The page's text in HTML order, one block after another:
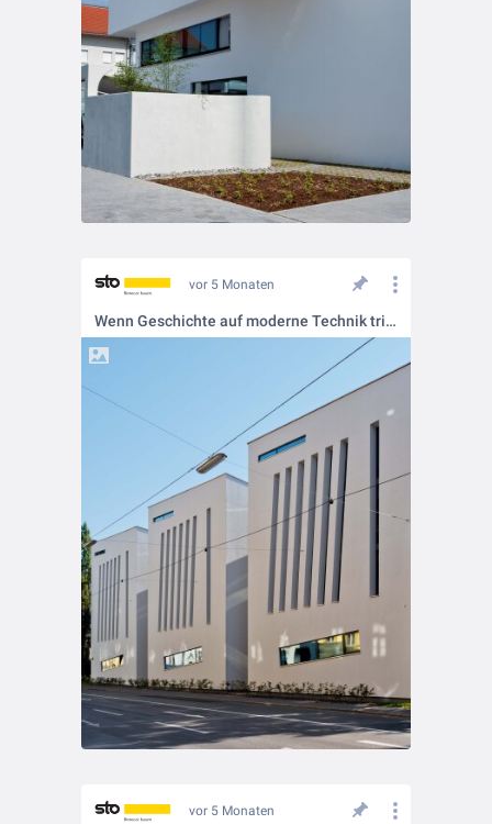
vor 5 Monaten
Wenn Geschichte auf moderne Technik trifft 🎓
vor 5 Monaten